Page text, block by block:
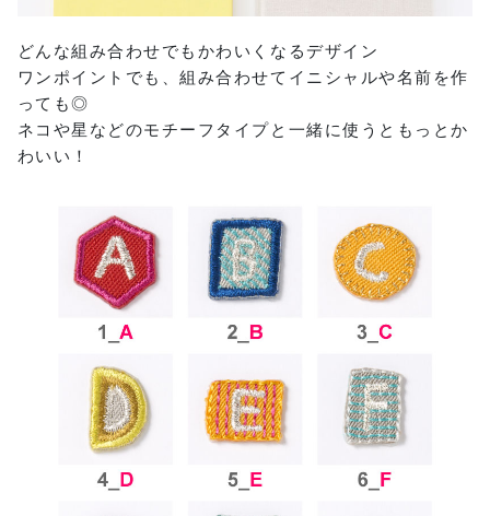
どんな組み合わせでもかわいくなるデザイン
ワンポイントでも、組み合わせてイニシャルや名前を作
っても◎
ネコや星などのモチーフタイプと一緒に使うともっとか
わいい！